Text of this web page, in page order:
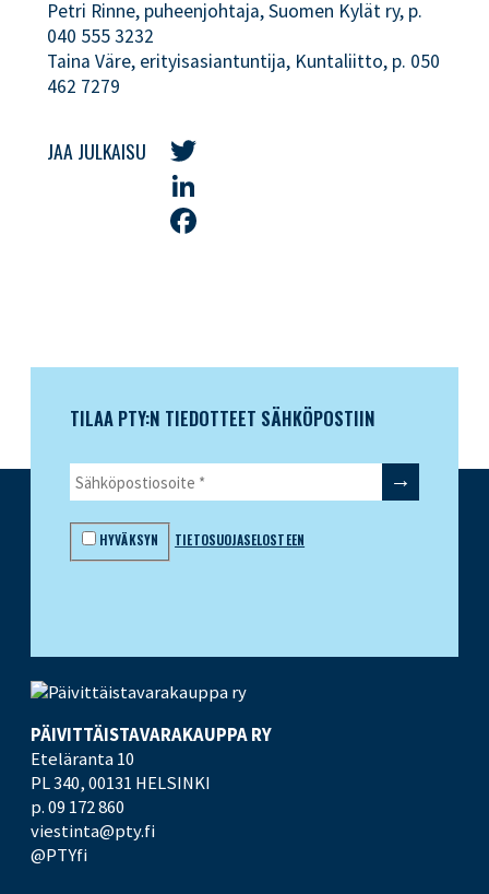
Petri Rinne, puheenjohtaja, Suomen Kylät ry, p.
040 555 3232
Taina Väre, erityisasiantuntija, Kuntaliitto, p. 050
462 7279
JAA JULKAISU
Twitter
LinkedIn
TILAA PTY:N TIEDOTTEET SÄHKÖPOSTIIN
HYVÄKSYN TIETOSUOJASELOSTEEN
PÄIVITTÄISTAVARA­KAUPPA RY
Eteläranta 10
PL 340,00131 HELSINKI
p. 09 172 860
viestinta@pty.fi
@PTYfi